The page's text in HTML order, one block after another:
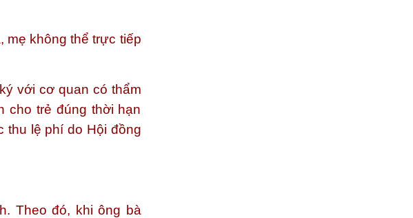
mẹ không thể trực tiếp
với cơ quan có thẩm
cho trẻ đúng thời hạn
thu lệ phí do Hội đồng
Theo đó, khi ông bà